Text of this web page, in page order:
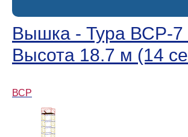
Вышка - Тура ВСР-7
Высота 18.7 м (14
ВСР